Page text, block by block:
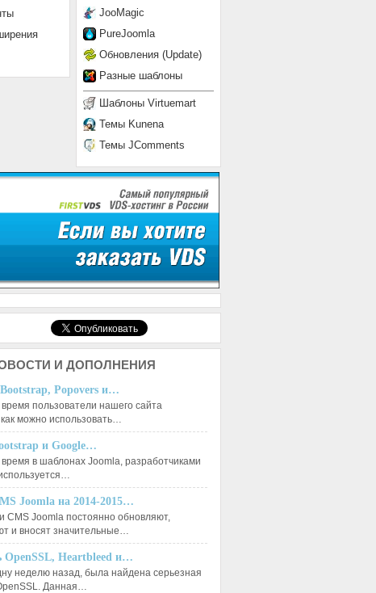
JooMagic
PureJoomla
Обновления (Update)
Разные шаблоны
Шаблоны Virtuemart
Темы Kunena
Темы JComments
И ДОПОЛНЕНИЯ
Popovers и…
пользователи нашего сайта
можно использовать…
и Google…
в шаблонах Joomla, разработчиками
Joomla на 2014-2015…
CMS Joomla постоянно обновляют,
и вносят значительные…
OpenSSL, Heartbleed и…
неделю назад, была найдена серьезная
Данная…